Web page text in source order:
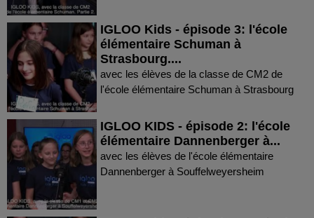
IGLOO Kids - épisode 3: l'école
élémentaire Schuman à
Strasbourg....
avec les élèves de la classe de CM2 de
l'école élémentaire Schuman à Strasbourg
IGLOO KIDS - épisode 2: l'école
élémentaire Dannenberger à...
avec les élèves de l'école élémentaire
Dannenberger à Souffelweyersheim